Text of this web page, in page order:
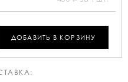
ДОБАВИТЬ В КОРЗИНУ